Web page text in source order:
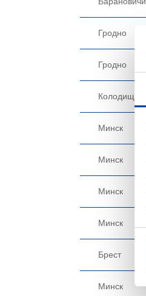
Гродно
Гродно
Колодищи
Минск
Минск
Минск
Минск
Брест
Минск